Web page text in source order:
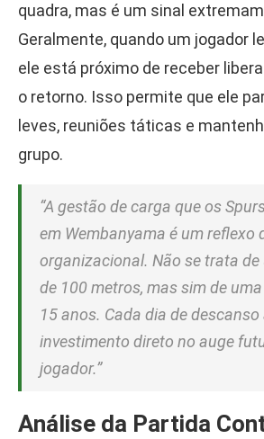
quadra, mas é um sinal
Geralmente, quando um jogador
ele está próximo de receber
o retorno. Isso permite que ele
leves, reuniões táticas e
grupo.
“A gestão de carga que os
em Wembanyama é um reflexo
organizacional. Não se trata de
de 100 metros, mas sim de
15 anos. Cada dia de
investimento direto no auge
jogador.”
Análise da Partida